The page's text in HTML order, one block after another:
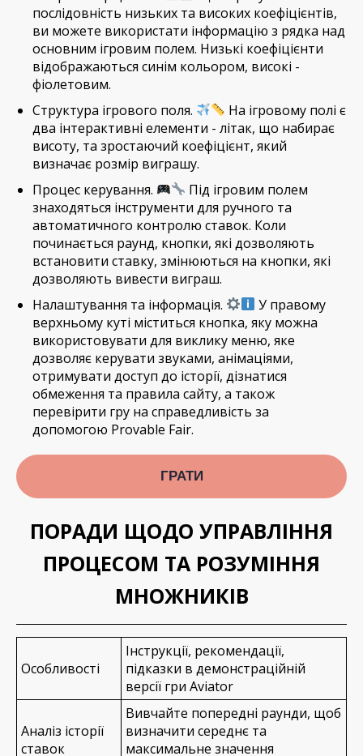
послідовність низьких та високих коефіцієнтів,
ви можете використати інформацію з рядка над
основним ігровим полем. Низькі коефіцієнти
відображаються синім кольором, високі -
фіолетовим.
Структура ігрового поля.
На ігровому полі є
два інтерактивні елементи - літак, що набирає
висоту, та зростаючий коефіцієнт, який
визначає розмір виграшу.
Процес керування.
Під ігровим полем
знаходяться інструменти для ручного та
автоматичного контролю ставок. Коли
починається раунд, кнопки, які дозволяють
встановити ставку, змінюються на кнопки, які
дозволяють вивести виграш.
Налаштування та інформація.
У правому
верхньому куті міститься кнопка, яку можна
використовувати для виклику меню, яке
дозволяє керувати звуками, анімаціями,
отримувати доступ до історії, дізнатися
обмеження та правила сайту, а також
перевірити гру на справедливість за
допомогою Provable Fair.
ГРАТИ
ПОРАДИ ЩОДО УПРАВЛІННЯ
ПРОЦЕСОМ ТА РОЗУМІННЯ
МНОЖНИКІВ
Особливості
Інструкції, рекомендації,
підказки в демонстраційній
версії гри Aviator
Аналіз історії
ставок
Вивчайте попередні раунди, щоб
визначити середнє та
максимальне значення